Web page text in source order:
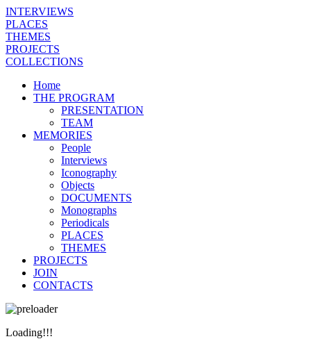
INTERVIEWS
PLACES
THEMES
PROJECTS
COLLECTIONS
Home
THE PROGRAM
PRESENTATION
TEAM
MEMORIES
People
Interviews
Iconography
Objects
DOCUMENTS
Monographs
Periodicals
PLACES
THEMES
PROJECTS
JOIN
CONTACTS
Loading!!!